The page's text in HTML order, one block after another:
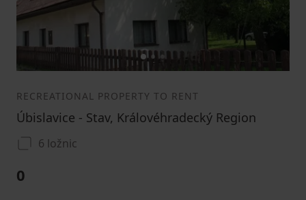
12 3
RECREATIONAL PROPERTY TO RENT
Úbislavice - Stav, Královéhradecký Region
6 ložnic
0